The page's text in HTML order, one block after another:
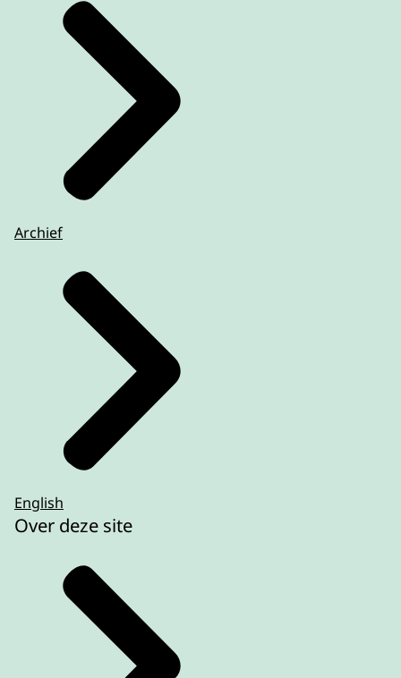
Archief
English
Over deze site